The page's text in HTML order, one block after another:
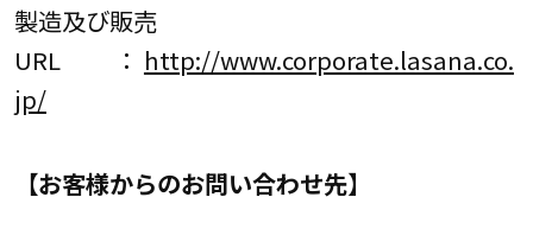
製造及び販売
URL ： http://www.corporate.lasana.co.
jp/
【お客様からのお問い合わせ先】